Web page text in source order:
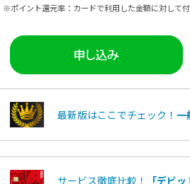
※ポイント還元率：カードで利用した金額に対して
最新版はここでチェック！ 一
サービス徹底比較！ 「デビ